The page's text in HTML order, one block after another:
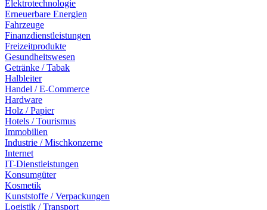
Elektrotechnologie
Erneuerbare Energien
Fahrzeuge
Finanzdienstleistungen
Freizeitprodukte
Gesundheitswesen
Getränke / Tabak
Halbleiter
Handel / E-Commerce
Hardware
Holz / Papier
Hotels / Tourismus
Immobilien
Industrie / Mischkonzerne
Internet
IT-Dienstleistungen
Konsumgüter
Kosmetik
Kunststoffe / Verpackungen
Logistik / Transport